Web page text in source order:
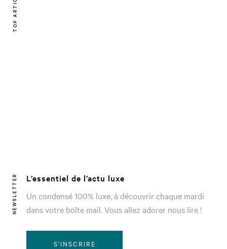
TOP ARTICLE
NEWSLETTER
L’essentiel de l’actu luxe
Un condensé 100% luxe, à découvrir chaque mardi
dans votre boîte mail. Vous allez adorer nous lire !
S'INSCRIRE